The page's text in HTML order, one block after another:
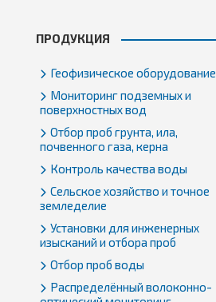
ПРОДУКЦИЯ
Геофизическое оборудование
Мониторинг подземных и
поверхностных вод
Отбор проб грунта, ила,
почвенного газа, керна
Контроль качества воды
Сельское хозяйство и точное
земледелие
Установки для инженерных
изысканий и отбора проб
Отбор проб воды
Распределённый волоконно-